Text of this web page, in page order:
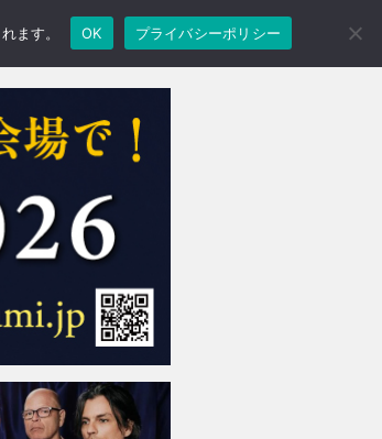
ます。 OK プライバシーポリシー